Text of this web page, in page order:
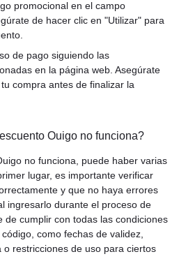
promocional en el campo
de hacer clic en "Utilizar" para
de pago siguiendo las
en la página web. Asegúrate
compra antes de finalizar la
Ouigo no funciona?
no funciona, puede haber varias
lugar, es importante verificar
y que no haya errores
ingresarlo durante el proceso de
de cumplir con todas las condiciones
como fechas de validez,
restricciones de uso para ciertos